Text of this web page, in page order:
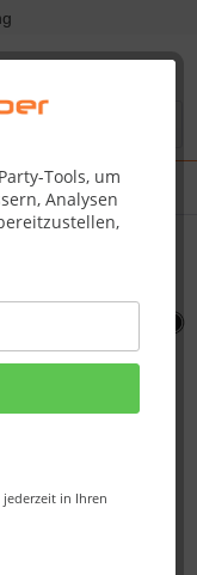
Tools, um
Analysen
in Ihren
N5 70-